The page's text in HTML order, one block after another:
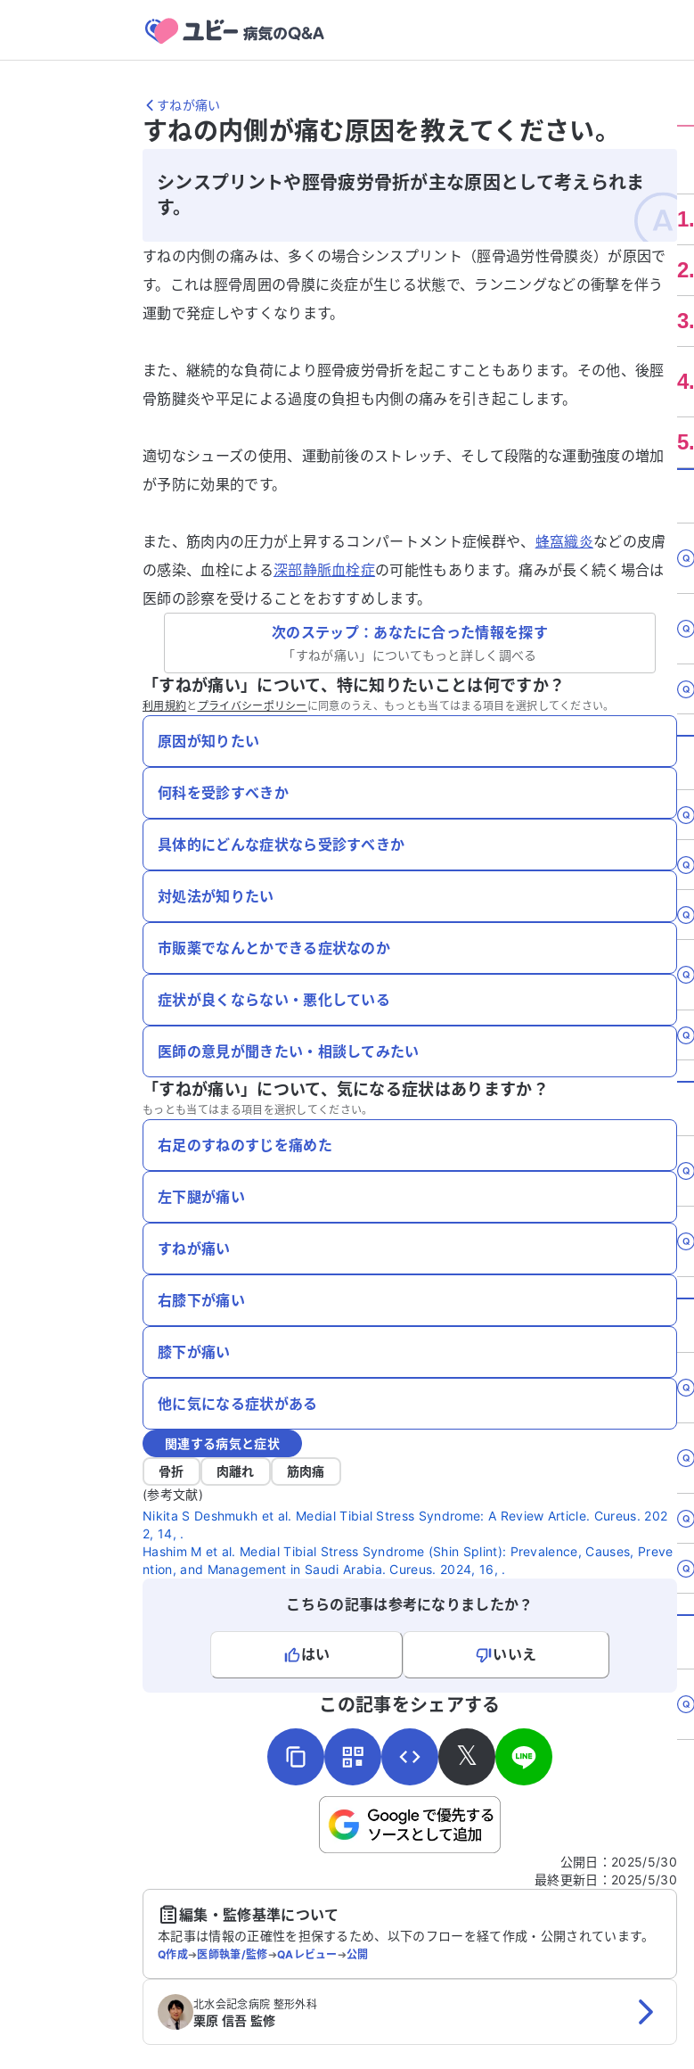
すねが痛い
すねの内側が痛む原因を教えてください。
シンスプリントや脛骨疲労骨折が主な原因として考えられま
す。
すねの内側の痛みは、多くの場合シンスプリント（脛骨過労性骨膜炎）が原因で
す。これは脛骨周囲の骨膜に炎症が生じる状態で、ランニングなどの衝撃を伴う
運動で発症しやすくなります。
また、継続的な負荷により脛骨疲労骨折を起こすこともあります。その他、後脛
骨筋腱炎や平足による過度の負担も内側の痛みを引き起こします。
適切なシューズの使用、運動前後のストレッチ、そして段階的な運動強度の増加
が予防に効果的です。
また、筋肉内の圧力が上昇するコンパートメント症候群や、 蜂窩織炎などの皮膚
の感染、血栓による深部静脈血栓症の可能性もあります。痛みが長く続く場合は
医師の診察を受けることをおすすめします。
次のステップ：あなたに合った情報を探す
「すねが痛い 」についてもっと詳しく調べる
「すねが痛い」について、特に知りたいことは何ですか？
利用規約と プライバシーポリシー に同意のうえ、もっとも当てはまる項目を選択してください。
原因が知りたい
何科を受診すべきか
具体的にどんな症状なら受診すべきか
対処法が知りたい
市販薬でなんとかできる症状なのか
症状が良くならない・悪化している
医師の意見が聞きたい・相談してみたい
「すねが痛い」について、 気になる症状はありますか？
もっとも当てはまる項目を選択してください。
右足のすねのすじを痛めた
左下腿が痛い
すねが痛い
右膝下が痛い
膝下が痛い
他に気になる症状がある
関連する病気と症状
骨折
肉離れ
筋肉痛
(参考文献)
Nikita S Deshmukh et al. Medial Tibial Stress Syndrome: A Review Article. Cureus. 202
2, 14, .
Hashim M et al. Medial Tibial Stress Syndrome (Shin Splint): Prevalence, Causes, Preve
ntion, and Management in Saudi Arabia. Cureus. 2024, 16, .
こちらの記事は参考になりましたか？
はい
いいえ
こちらは送信専用のフォームです。氏名やご自身の病気の詳細などの個人情報は入れないでくだ
この記事をシェアする
𝕏
公開日 ： 2025/5/30
最終更新日 ： 2025/5/30
編集・監修基準について
本記事は情報の正確性を担保するため、以下のフローを経て作成・公開されています。
Q作成➔医師執筆/監修➔QAレビュー➔公開
北水会記念病院 整形外科
栗原 信吾 監修
1.
2.
3.
4.
5.